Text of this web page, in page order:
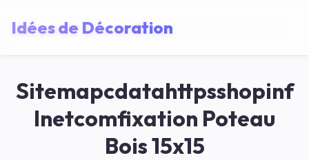
Idées de Décoration
Sitemapcdatahttpsshopinf
Inetcomfixation Poteau
Bois 15x15